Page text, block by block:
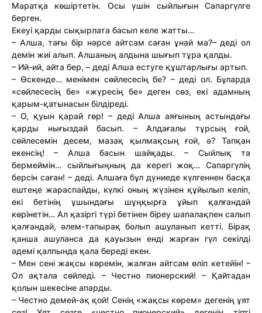
Маратқа көшіртетін. Осы үшін сыйлығын Сапаргүлге
берген.
Екеуі қарды сықырлата басып келе жат­ты…
– Алша, тағы бір нәрсе айтсам саған ұнай ма?– деді ол
демін жиі алып. Алшаның алдына шығып тұра қалды.
– Ий-ий, айта бер, – деді Алша естуге құштарлығы артып.
– Өскенде… менімен сөйлесесің бе? – деді ол. Бұларда
«сөйлесесің бе» «жүресің бе» деген сөз, екі адамның
қарым-қатынасын білдіреді.
– О, қуын қарай гөр! – деді Алша аяғының астындағы
қарды нығыздай басып. – Алдағалы тұрсың ғой,
сөйлесемін десем, мазақ қылмақсың ғой, ә? Тапқан
екенсің! – Алша басын шайқады. – Сыйлық та
бермеймін… сыйлығыңның да керегі жоқ… Сапаргүлің
берсін саған! – деді. Алшаға бұл дүниеде күлгеннен басқа
ештеңе жараспайды, күлкі оның жүзінен құйылып келіп,
екі бетінің ұшындағы шұңқырға ұйып қалғандай
көрінетін… Ал қазіргі түрі бетінен біреу шапалақпен салып
қалғандай, әлем-тапырақ болып ашуланып кет­ті. Бірақ
қанша ашуланса да қауызын енді жарған гүл секілді
әдемі қалпында қала береді екен.
– Мен сені жақсы көремін, жалған айтсам өліп кетейін! –
Ол ақтала сөйледі. – Честно пионерский! – Қайтадан
қолын шекесіне апарды.
– Честно демей-ақ қой! Сенің «жақсы көрем» дегенің ұят